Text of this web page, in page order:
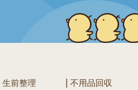
生前整理 不用品回収